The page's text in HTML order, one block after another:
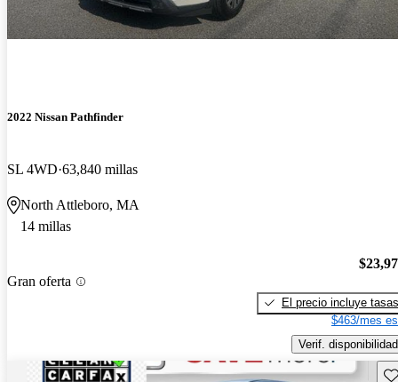
2022 Nissan Pathfinder
SL 4WD 63,840 millas
North Attleboro, MA
14 millas
Gran oferta
El precio incluye tasas
$463/mes
Verif. disponibilidad